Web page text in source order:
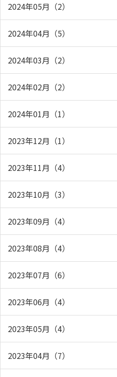
2024年05月（2）
2024年04月（5）
2024年03月（2）
2024年02月（2）
2024年01月（1）
2023年12月（1）
2023年11月（4）
2023年10月（3）
2023年09月（4）
2023年08月（4）
2023年07月（6）
2023年06月（4）
2023年05月（4）
2023年04月（7）